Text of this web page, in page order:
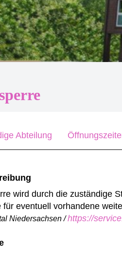
Abteilung
wird durch die zuständige
für eventuell vorhandene
Niedersachsen /https://